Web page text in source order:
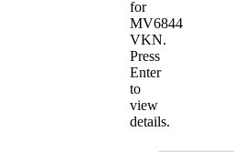
for
MV6844
VKN.
Press
Enter
to
view
details.